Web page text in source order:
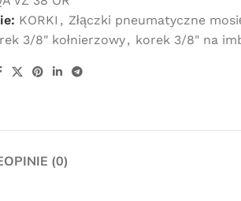
KORKI , Złączki pneumatyczne
3/8" kołnierzowy, korek 3/8" na
OPINIE (0)